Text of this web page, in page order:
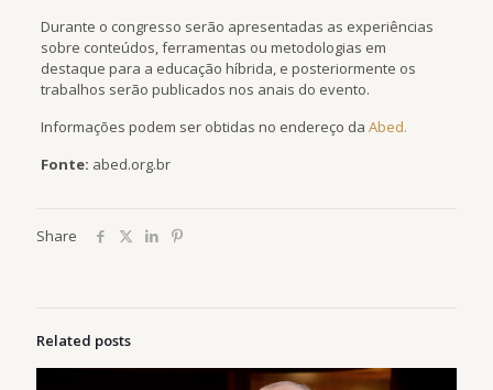
Durante o congresso serão apresentadas as experiências
sobre conteúdos, ferramentas ou metodologias em
destaque para a educação híbrida, e posteriormente os
trabalhos serão publicados nos anais do evento.
Informações podem ser obtidas no endereço da Abed.
Fonte: abed.org.br
Share
Related posts